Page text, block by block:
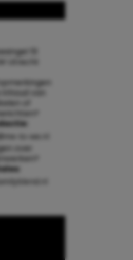
51
Utrecht
inhoud van
of
to-we.nl
over